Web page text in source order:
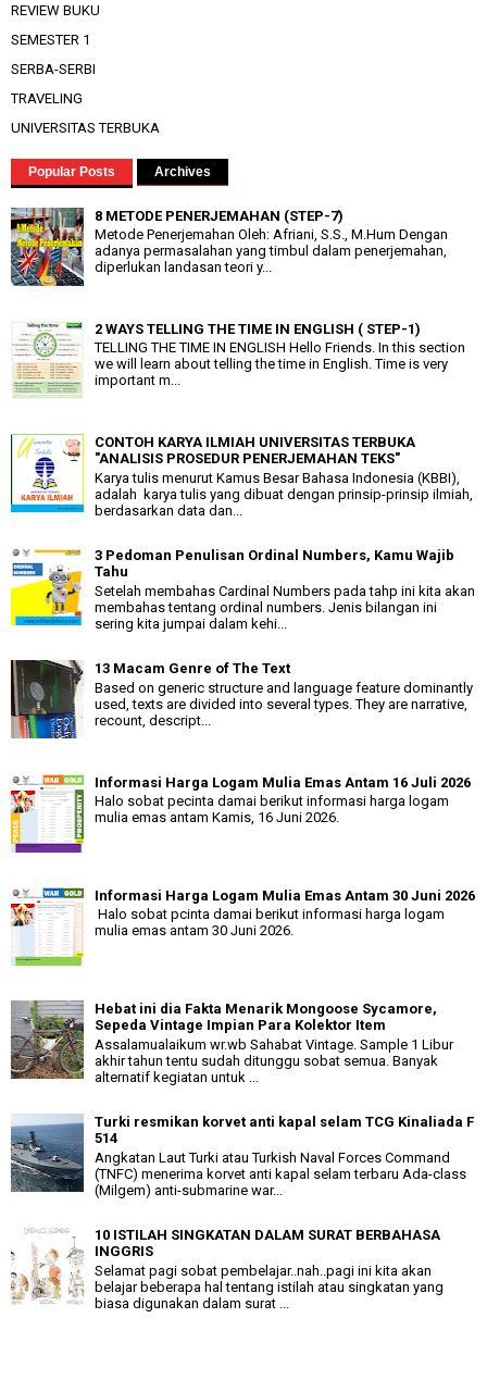
REVIEW BUKU
SEMESTER 1
SERBA-SERBI
TRAVELING
UNIVERSITAS TERBUKA
Popular Posts Archives
8 METODE PENERJEMAHAN (STEP-7)
Metode Penerjemahan Oleh: Afriani, S.S., M.Hum Dengan
adanya permasalahan yang timbul dalam penerjemahan,
diperlukan landasan teori y...
2 WAYS TELLING THE TIME IN ENGLISH ( STEP-1)
TELLING THE TIME IN ENGLISH Hello Friends. In this section
we will learn about telling the time in English. Time is very
important m...
CONTOH KARYA ILMIAH UNIVERSITAS TERBUKA
"ANALISIS PROSEDUR PENERJEMAHAN TEKS"
Karya tulis menurut Kamus Besar Bahasa Indonesia (KBBI),
adalah karya tulis yang dibuat dengan prinsip-prinsip ilmiah,
berdasarkan data dan...
3 Pedoman Penulisan Ordinal Numbers, Kamu Wajib
Tahu
Setelah membahas Cardinal Numbers pada tahp ini kita akan
membahas tentang ordinal numbers. Jenis bilangan ini
sering kita jumpai dalam kehi...
13 Macam Genre of The Text
Based on generic structure and language feature dominantly
used, texts are divided into several types. They are narrative,
recount, descript...
Informasi Harga Logam Mulia Emas Antam 16 Juli 2026
Halo sobat pecinta damai berikut informasi harga logam
mulia emas antam Kamis, 16 Juni 2026.
Informasi Harga Logam Mulia Emas Antam 30 Juni 2026
Halo sobat pcinta damai berikut informasi harga logam
mulia emas antam 30 Juni 2026.
Hebat ini dia Fakta Menarik Mongoose Sycamore,
Sepeda Vintage Impian Para Kolektor Item
Assalamualaikum wr.wb Sahabat Vintage. Sample 1 Libur
akhir tahun tentu sudah ditunggu sobat semua. Banyak
alternatif kegiatan untuk ...
Turki resmikan korvet anti kapal selam TCG Kinaliada F
514
Angkatan Laut Turki atau Turkish Naval Forces Command
(TNFC) menerima korvet anti kapal selam terbaru Ada-class
(Milgem) anti-submarine war...
10 ISTILAH SINGKATAN DALAM SURAT BERBAHASA
INGGRIS
Selamat pagi sobat pembelajar..nah..pagi ini kita akan
belajar beberapa hal tentang istilah atau singkatan yang
biasa digunakan dalam surat ...